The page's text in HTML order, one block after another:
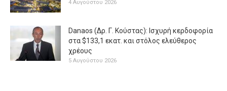
4 Αυγούστου 2026
Danaos (Δρ. Γ. Κούστας): Ισχυρή κερδοφορία
στα $133,1 εκατ. και στόλος ελεύθερος
χρέους
5 Αυγούστου 2026